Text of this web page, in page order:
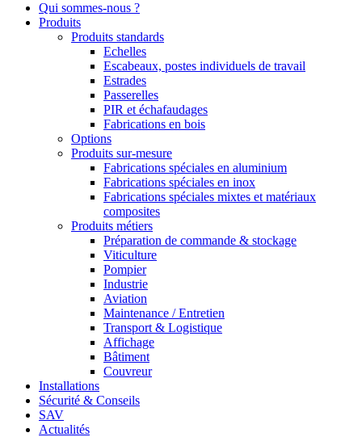
Qui sommes-nous ?
Produits
Produits standards
Echelles
Escabeaux, postes individuels de travail
Estrades
Passerelles
PIR et échafaudages
Fabrications en bois
Options
Produits sur-mesure
Fabrications spéciales en aluminium
Fabrications spéciales en inox
Fabrications spéciales mixtes et matériaux
composites
Produits métiers
Préparation de commande & stockage
Viticulture
Pompier
Industrie
Aviation
Maintenance / Entretien
Transport & Logistique
Affichage
Bâtiment
Couvreur
Installations
Sécurité & Conseils
SAV
Actualités